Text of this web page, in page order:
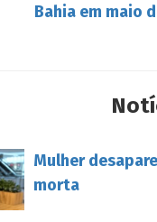
Bahia em maio
Mulher
morta